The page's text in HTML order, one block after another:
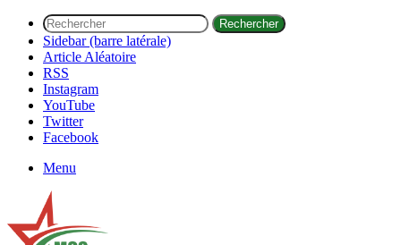
Rechercher
Sidebar (barre latérale)
Article Aléatoire
RSS
Instagram
YouTube
Twitter
Facebook
Menu